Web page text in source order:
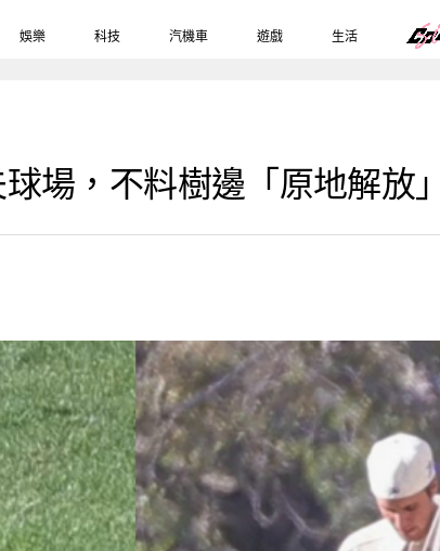
娛樂 科技 汽機車 遊戲 生活
場，不料樹邊「原地解放